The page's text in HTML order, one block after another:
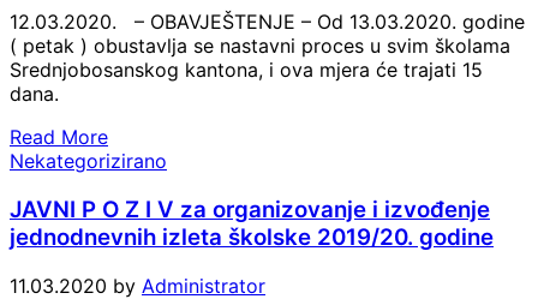
12.03.2020. – OBAVJEŠTENJE – Od 13.03.2020. godine
( petak ) obustavlja se nastavni proces u svim školama
Srednjobosanskog kantona, i ova mjera će trajati 15
dana.
Read More
Nekategorizirano
JAVNI P O Z I V za organizovanje i izvođenje
jednodnevnih izleta školske 2019/20. godine
11.03.2020 by Administrator